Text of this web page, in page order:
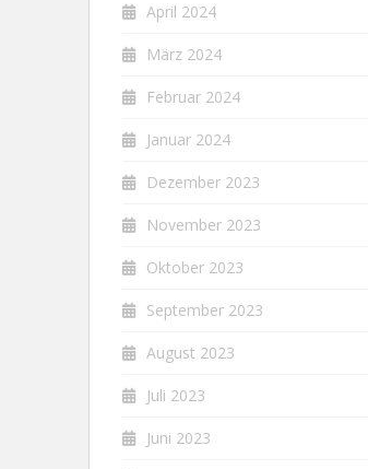
April 2024
März 2024
Februar 2024
Januar 2024
Dezember 2023
November 2023
Oktober 2023
September 2023
August 2023
Juli 2023
Juni 2023